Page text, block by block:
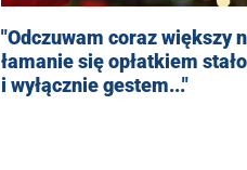
"Odczuwam coraz większy
łamanie się opłatkiem
i wyłącznie gestem..."